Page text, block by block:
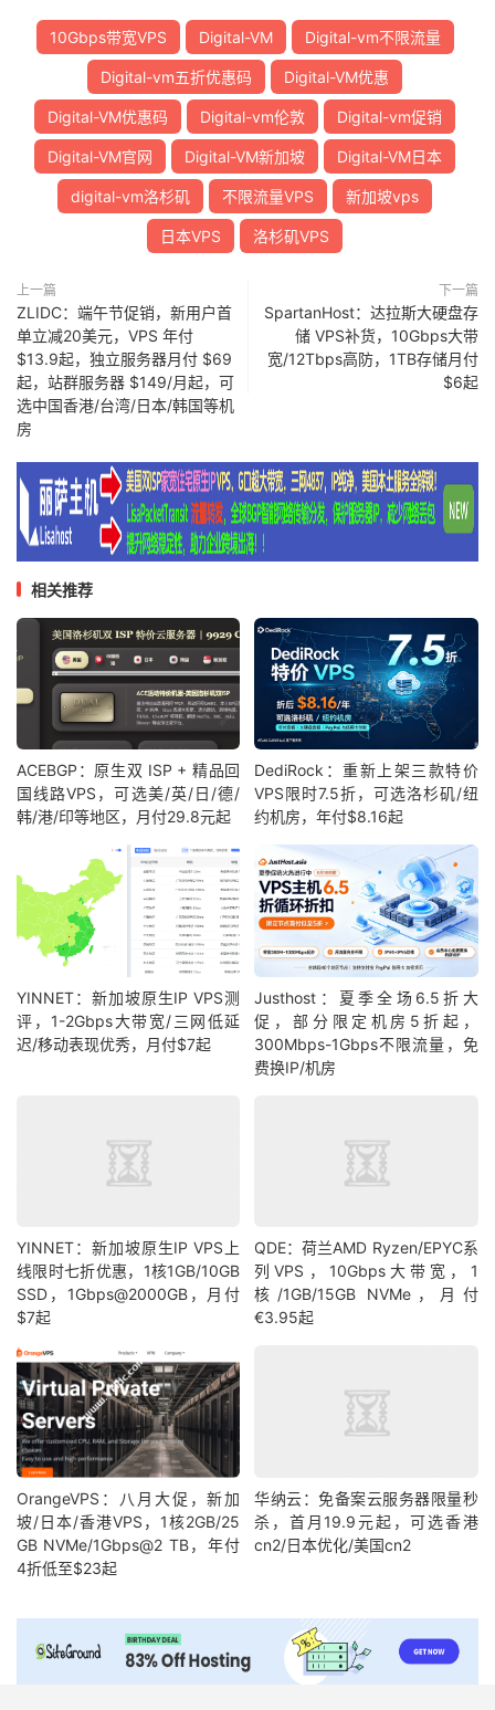
10Gbps带宽VPS Digital-VM Digital-vm不限流量
Digital-vm五折优惠码 Digital-VM优惠
Digital-VM优惠码 Digital-vm伦敦 Digital-vm促销
Digital-VM官网 Digital-VM新加坡 Digital-VM日本
digital-vm洛杉矶 不限流量VPS 新加坡vps
日本VPS 洛杉矶VPS
上一篇
ZLIDC：端午节促销，新用户首
单立减20美元，VPS 年付
$13.9起，独立服务器月付 $69
起，站群服务器 $149/月起，可
选中国香港/台湾/日本/韩国等机
房
下一篇
SpartanHost：达拉斯大硬盘存
储 VPS补货，10Gbps大带
宽/12Tbps高防，1TB存储月付
$6起
相关推荐
ACEBGP：原生双 ISP + 精品回
国线路VPS，可选美/英/日/德/
韩/港/印等地区，月付29.8元起
DediRock：重新上架三款特价
VPS限时7.5折，可选洛杉矶/纽
约机房，年付$8.16起
YINNET：新加坡原生IP VPS测
评，1-2Gbps大带宽/三网低延
迟/移动表现优秀，月付$7起
Justhost：夏季全场6.5折大
促，部分限定机房5折起，
300Mbps-1Gbps不限流量，免
费换IP/机房
YINNET：新加坡原生IP VPS上
线限时七折优惠，1核1GB/10GB
SSD，1Gbps@2000GB，月付
$7起
QDE：荷兰AMD Ryzen/EPYC系
列VPS，10Gbps大带宽，1
核/1GB/15GB NVMe，月付
€3.95起
OrangeVPS：八月大促，新加
坡/日本/香港VPS，1核2GB/25
GB NVMe/1Gbps@2 TB，年付
4折低至$23起
华纳云：免备案云服务器限量秒
杀，首月19.9元起，可选香港
cn2/日本优化/美国cn2